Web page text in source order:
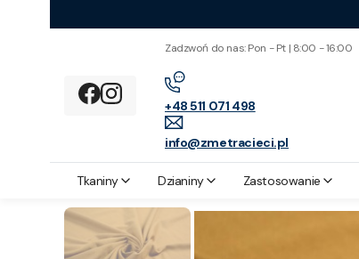
Zadzwoń do nas: Pon - Pt | 8:00 - 16:00
+48 511 071 498
info@zmetracieci.pl
Tkaniny Dzianiny Zastosowanie